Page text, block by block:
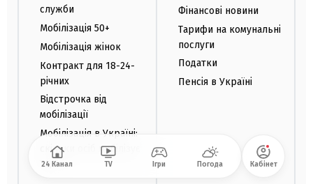
служби
Мобілізація 50+
Мобілізація жінок
Контракт для 18-24-
річних
Відстрочка від
мобілізації
Мобілізація в Україні:
скільки осіб мобілізує
ТЦК
Фінансові новини
Тарифи на комунальні
послуги
Податки
Пенсія в Україні
24 Канал TV Ігри Погода Кабінет